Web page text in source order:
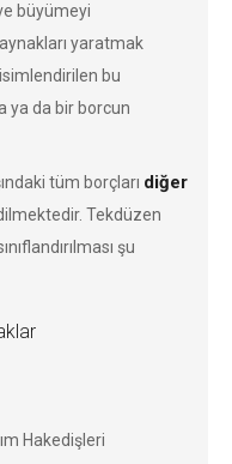
büyümeyi
yaratmak
bu
ya da bir borcun
tüm borçları diğer
Tekdüzen
şu
Hakedişleri